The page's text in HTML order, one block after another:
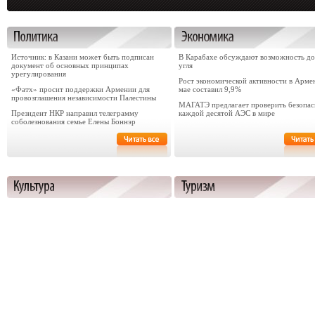
Источник: в Казани может быть подписан
документ об основных принципах
урегулирования
«Фатх» просит поддержки Армении для
провозглашения независимости Палестины
Президент НКР направил телеграмму
соболезнования семье Елены Боннэр
В Карабахе обсуждают возможность
угля
Рост экономической активности в
мае составил 9,9%
МАГАТЭ предлагает проверить
каждой десятой АЭС в мире